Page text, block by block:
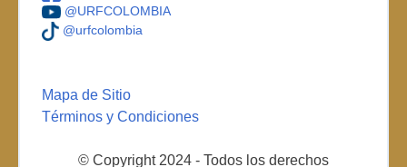
@URFCOLOMBIA
@urfcolombia
Mapa de Sitio
Términos y Condiciones
© Copyright 2024 - Todos los derechos